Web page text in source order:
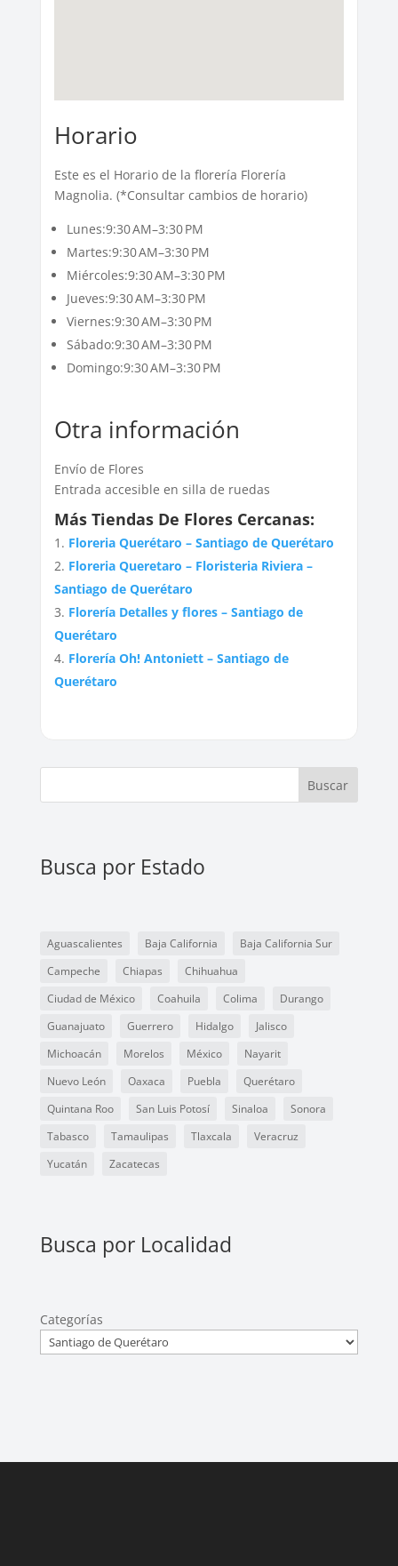
Horario
Este es el Horario de la florería Florería
Magnolia. (*Consultar cambios de horario)
Lunes:9:30 AM–3:30 PM
Martes:9:30 AM–3:30 PM
Miércoles:9:30 AM–3:30 PM
Jueves:9:30 AM–3:30 PM
Viernes:9:30 AM–3:30 PM
Sábado:9:30 AM–3:30 PM
Domingo:9:30 AM–3:30 PM
Otra información
Envío de Flores
Entrada accesible en silla de ruedas
Más Tiendas De Flores Cercanas:
Floreria Querétaro – Santiago de Querétaro
Floreria Queretaro – Floristeria Riviera –
Santiago de Querétaro
Florería Detalles y flores – Santiago de
Querétaro
Florería Oh! Antoniett – Santiago de
Querétaro
Buscar
Busca por Estado
Aguascalientes Baja California
Baja California Sur
Campeche
Chiapas
Chihuahua
Ciudad de México
Coahuila Colima
Durango
Guanajuato
Guerrero Hidalgo
Jalisco
Michoacán
Morelos México
Nayarit
Nuevo León
Oaxaca Puebla
Querétaro
Quintana Roo
San Luis Potosí Sinaloa
Sonora
Tabasco
Tamaulipas Tlaxcala
Veracruz
Yucatán
Zacatecas
Busca por Localidad
Categorías